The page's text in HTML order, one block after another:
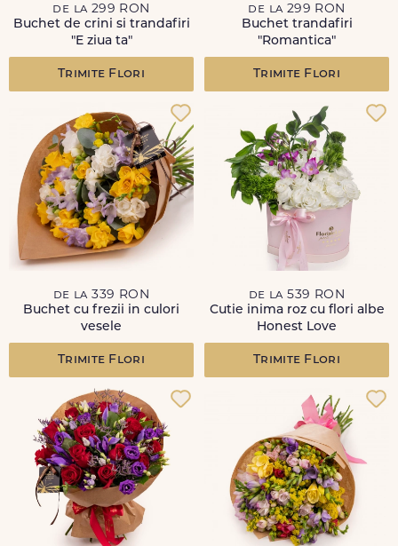
de la 299 RON
Buchet de crini si trandafiri
"E ziua ta"
Trimite Flori
de la 299 RON
Buchet trandafiri
"Romantica"
Trimite Flori
de la 339 RON
Buchet cu frezii in culori
vesele
Trimite Flori
de la 539 RON
Cutie inima roz cu flori albe
Honest Love
Trimite Flori